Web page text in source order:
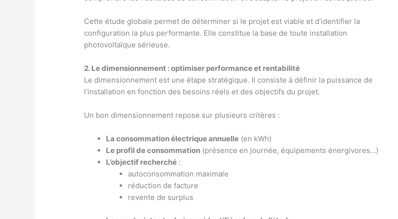
Cette étude globale permet de déterminer si le projet est viable et d’identifier la
configuration la plus performante. Elle constitue la base de toute installation
photovoltaïque sérieuse.
2. Le dimensionnement : optimiser performance et rentabilité
Le dimensionnement est une étape stratégique. Il consiste à définir la puissance de
l’installation en fonction des besoins réels et des objectifs du projet.
Un bon dimensionnement repose sur plusieurs critères :
La consommation électrique annuelle (en kWh)
Le profil de consommation (présence en journée, équipements énergivores…)
L’objectif recherché :
autoconsommation maximale
réduction de facture
revente de surplus